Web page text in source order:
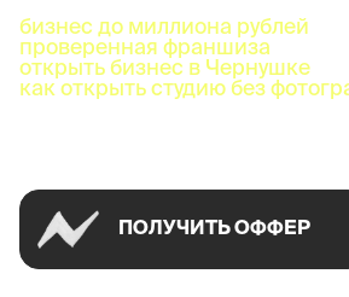
бизнес до миллиона рублей
проверенная франшиза
открыть бизнес в Чернушке
как открыть студию без
ПОЛУЧИТЬ ОФФЕР